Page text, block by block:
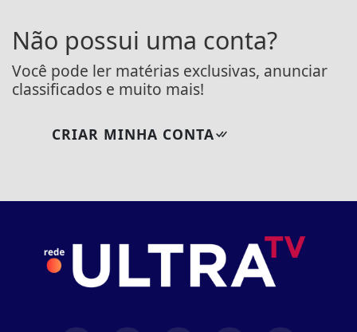
Não possui uma conta?
Você pode ler matérias exclusivas, anunciar
classificados e muito mais!
CRIAR MINHA CONTA